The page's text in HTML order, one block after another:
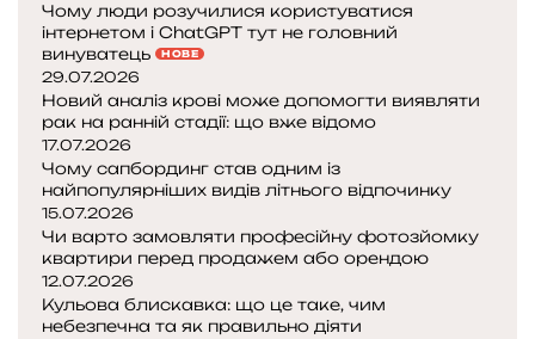
Чому люди розучилися користуватися
інтернетом і ChatGPT тут не головний
винуватець
НОВЕ
29.07.2026
Новий аналіз крові може допомогти виявляти
рак на ранній стадії: що вже відомо
17.07.2026
Чому сапбординг став одним із
найпопулярніших видів літнього відпочинку
15.07.2026
Чи варто замовляти професійну фотозйомку
квартири перед продажем або орендою
12.07.2026
Кульова блискавка: що це таке, чим
небезпечна та як правильно діяти